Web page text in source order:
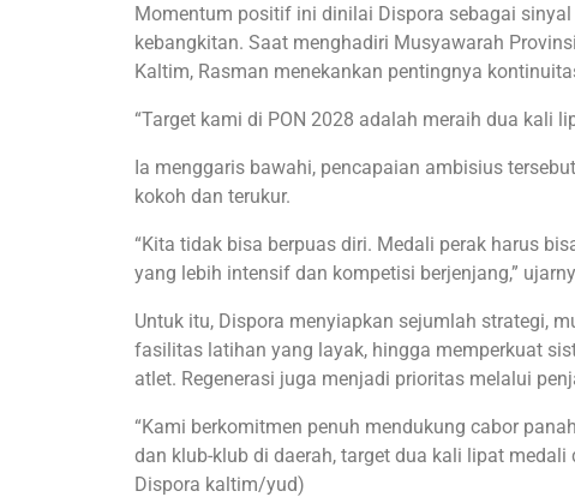
Momentum positif ini dinilai Dispora sebagai
kebangkitan. Saat menghadiri Musyawarah
Kaltim, Rasman menekankan pentingnya
“Target kami di PON 2028 adalah meraih dua kali
Ia menggaris bawahi, pencapaian ambisius
kokoh dan terukur.
“Kita tidak bisa berpuas diri. Medali perak harus
yang lebih intensif dan kompetisi berjenjang,”
Untuk itu, Dispora menyiapkan sejumlah strategi,
fasilitas latihan yang layak, hingga memperkuat
atlet. Regenerasi juga menjadi prioritas melalui
“Kami berkomitmen penuh mendukung cabor
dan klub-klub di daerah, target dua kali lipat
Dispora kaltim/yud)